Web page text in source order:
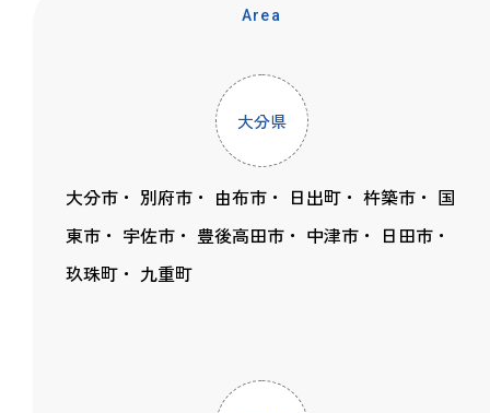
Area
大分県
大分市 別府市 由布市 日出町 杵築市
国
東市
宇佐市 豊後高田市 中津市
日田市
玖珠町
九重町